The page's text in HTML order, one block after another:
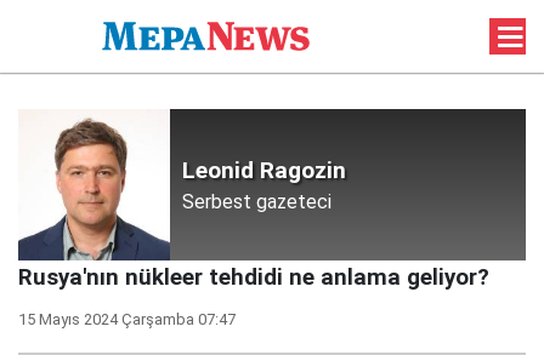
Leonid Ragozin
Serbest gazeteci
Rusya'nın nükleer tehdidi ne anlama geliyor?
15 Mayıs 2024 Çarşamba 07:47